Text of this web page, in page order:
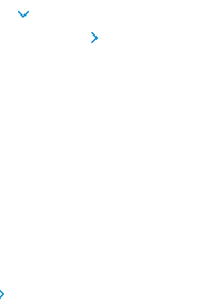
ック